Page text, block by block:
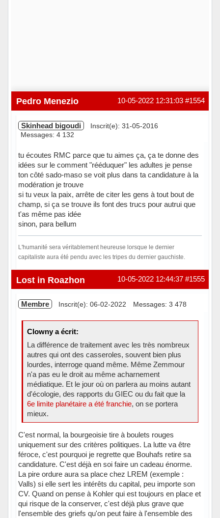
#1554
10-05-2022 12:31:03
Pedro Menezio
Skinhead bigoudi
Inscrit(e): 31-05-2016
Messages: 4 132
tu écoutes RMC parce que tu aimes ça, ça te donne des
idées sur le comment "rééduquer" les adultes je pense
ton côté sado-maso se voit plus dans ta candidature à la
modération je trouve
si tu veux la paix, arrête de citer les gens à tout bout de
champ, si ça se trouve ils font des trucs pour autrui que
t'as même pas idée
sinon, para bellum
L'humanité sera véritablement heureuse lorsque le dernier
capitaliste aura été pendu avec les tripes du dernier gauchiste.
Hors ligne #1555
10-05-2022 12:44:37
Lost in Roazhon
Membre Inscrit(e): 06-02-2022 Messages: 3 478
Clowny a écrit:
La différence de traitement avec les très nombreux
autres qui ont des casseroles, souvent bien plus
lourdes, interroge quand même. Même Zemmour
n'a pas eu le droit au même acharnement
médiatique. Et le jour où on parlera au moins autant
d'écologie, des rapports du GIEC ou du fait que la
6e limite planétaire a été franchie, on se portera
mieux.
C'est normal, la bourgeoisie tire à boulets rouges
uniquement sur des critères politiques. La lutte va être
féroce, c'est pourquoi je regrette que Bouhafs retire sa
candidature. C'est déjà en soi faire un cadeau énorme.
La pire ordure aura sa place chez LREM (exemple :
Valls) si elle sert les intérêts du capital, peu importe son
CV. Quand on pense à Kohler qui est toujours en place et
qui risque de la conserver, c'est déjà plus grave que
l'ensemble des griefs qu'on peut faire à l'ensemble des